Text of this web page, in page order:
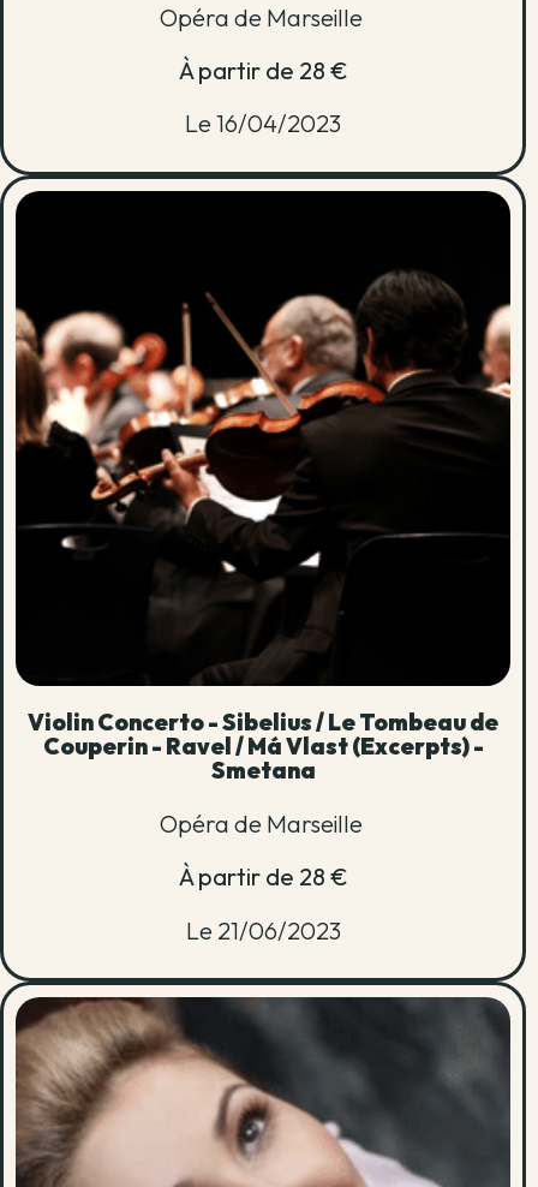
Opéra de Marseille
À partir de 28 €
Le 16/04/2023
Violin Concerto - Sibelius / Le Tombeau de
Couperin - Ravel / Má Vlast (Excerpts) -
Smetana
Opéra de Marseille
À partir de 28 €
Le 21/06/2023